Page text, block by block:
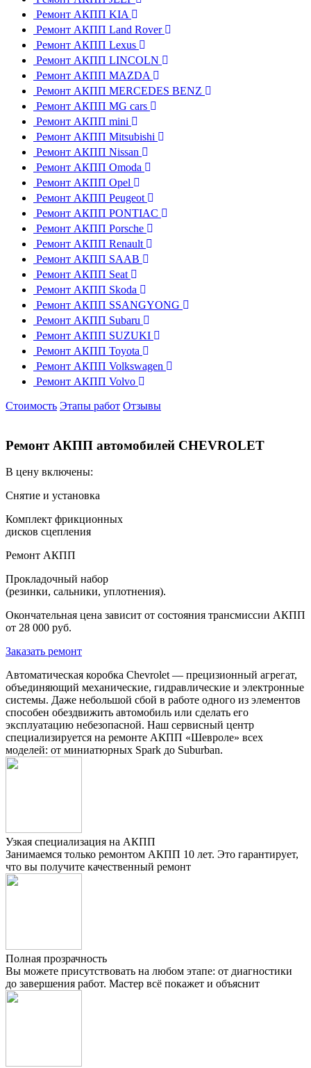
Ремонт АКПП KIA
Ремонт АКПП Land Rover
Ремонт АКПП Lexus
Ремонт АКПП LINCOLN
Ремонт АКПП MAZDA
Ремонт АКПП MERCEDES BENZ
Ремонт АКПП MG cars
Ремонт АКПП mini
Ремонт АКПП Mitsubishi
Ремонт АКПП Nissan
Ремонт АКПП Omoda
Ремонт АКПП Opel
Ремонт АКПП Peugeot
Ремонт АКПП PONTIAC
Ремонт АКПП Porsche
Ремонт АКПП Renault
Ремонт АКПП SAAB
Ремонт АКПП Seat
Ремонт АКПП Skoda
Ремонт АКПП SSANGYONG
Ремонт АКПП Subaru
Ремонт АКПП SUZUKI
Ремонт АКПП Toyota
Ремонт АКПП Volkswagen
Ремонт АКПП Volvo
Стоимость Этапы работ Отзывы
Ремонт АКПП автомобилей CHEVROLET
В цену включены:
Снятие и установка
Комплект фрикционных
дисков сцепления
Ремонт АКПП
Прокладочный набор
(резинки, сальники, уплотнения).
Окончательная цена зависит от состояния трансмиссии АКПП
от 28 000 руб.
Заказать ремонт
Автоматическая коробка Chevrolet — прецизионный агрегат,
объединяющий механические, гидравлические и электронные
системы. Даже небольшой сбой в работе одного из элементов
способен обездвижить автомобиль или сделать его
эксплуатацию небезопасной. Наш сервисный центр
специализируется на ремонте АКПП «Шевроле» всех
моделей: от миниатюрных Spark до Suburban.
Узкая специализация на АКПП
Занимаемся только ремонтом АКПП 10 лет. Это гарантирует,
что вы получите качественный ремонт
Полная прозрачность
Вы можете присутствовать на любом этапе: от диагностики
до завершения работ. Мастер всё покажет и объяснит